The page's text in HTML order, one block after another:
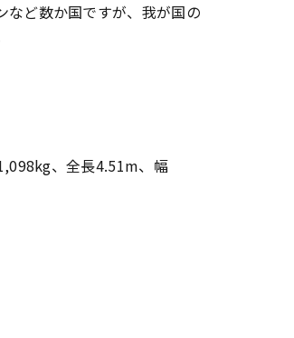
など数か国ですが、我が国の
、全長4.51m、幅